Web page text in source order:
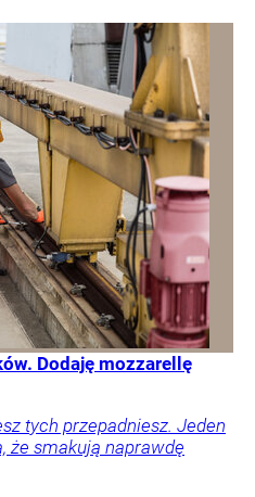
Dodaję mozzarellę
tych przepadniesz. Jeden
że smakują naprawdę